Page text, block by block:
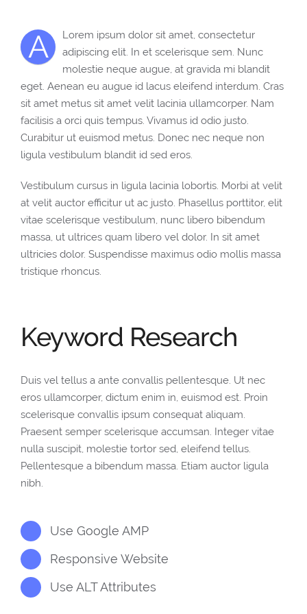
A
Lorem ipsum dolor sit amet, consectetur
adipiscing elit. In et scelerisque sem. Nunc
molestie neque augue, at gravida mi blandit
eget. Aenean eu augue id lacus eleifend interdum. Cras
sit amet metus sit amet velit lacinia ullamcorper. Nam
facilisis a orci quis tempus. Vivamus id odio justo.
Curabitur ut euismod metus. Donec nec neque non
ligula vestibulum blandit id sed eros.
Vestibulum cursus in ligula lacinia lobortis. Morbi at velit
at velit auctor efficitur ut ac justo. Phasellus porttitor, elit
vitae scelerisque vestibulum, nunc libero bibendum
massa, ut ultrices quam libero vel dolor. In sit amet
ultricies dolor. Suspendisse maximus odio mollis massa
tristique rhoncus.
Keyword Research
Duis vel tellus a ante convallis pellentesque. Ut nec
eros ullamcorper, dictum enim in, euismod est. Proin
scelerisque convallis ipsum consequat aliquam.
Praesent semper scelerisque accumsan. Integer vitae
nulla suscipit, molestie tortor sed, eleifend tellus.
Pellentesque a bibendum massa. Etiam auctor ligula
nibh.
Use Google AMP
Responsive Website
Use ALT Attributes